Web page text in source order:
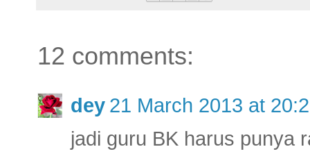
12 comments:
dey 21 March 2013 at
jadi guru BK harus punya